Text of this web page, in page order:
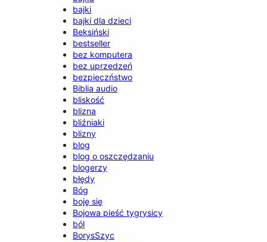
bajki
bajki dla dzieci
Beksiński
bestseller
bez komputera
bez uprzedzeń
bezpieczństwo
Biblia audio
bliskość
blizna
bliźniaki
blizny
blog
blog o oszczędzaniu
blogerzy
błędy
Bóg
boję się
Bojowa pieść tygrysicy
ból
BorysSzyc